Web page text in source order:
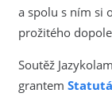
a spolu s ním si
prožitého
Soutěž
grantem